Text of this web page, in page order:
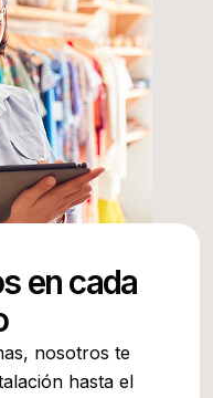
en cada
nosotros te
hasta el